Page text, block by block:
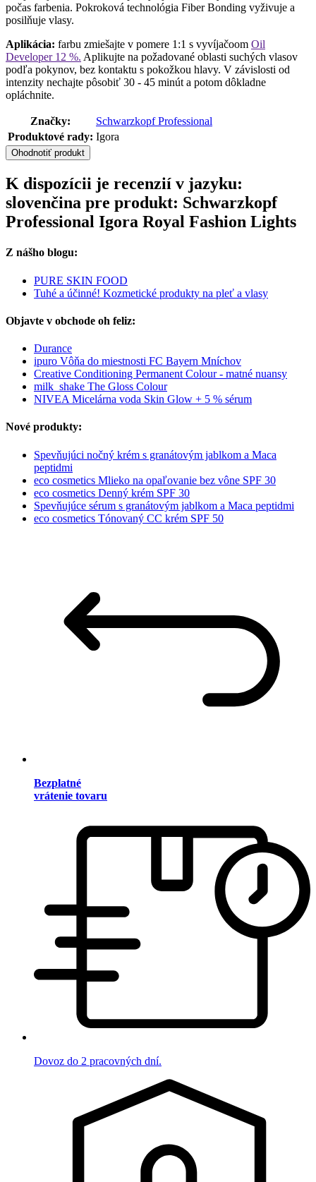
počas farbenia. Pokroková technológia Fiber Bonding vyživuje a
posilňuje vlasy.
Aplikácia: farbu zmiešajte v pomere 1:1 s vyvíjačoom Oil
Developer 12 %. Aplikujte na požadované oblasti suchých vlasov
podľa pokynov, bez kontaktu s pokožkou hlavy. V závislosti od
intenzity nechajte pôsobiť 30 - 45 minút a potom dôkladne
opláchnite.
Značky:
Schwarzkopf Professional
Produktové rady: Igora
Ohodnotiť produkt
K dispozícii je recenzií v jazyku:
slovenčina pre produkt: Schwarzkopf
Professional Igora Royal Fashion Lights
Z nášho blogu:
PURE SKIN FOOD
Tuhé a účinné! Kozmetické produkty na pleť a vlasy
Objavte v obchode oh feliz:
Durance
ipuro Vôňa do miestnosti FC Bayern Mníchov
Creative Conditioning Permanent Colour - matné nuansy
milk_shake The Gloss Colour
NIVEA Micelárna voda Skin Glow + 5 % sérum
Nové produkty:
Spevňujúci nočný krém s granátovým jablkom a Maca
peptidmi
eco cosmetics Mlieko na opaľovanie bez vône SPF 30
eco cosmetics Denný krém SPF 30
Spevňujúce sérum s granátovým jablkom a Maca peptidmi
eco cosmetics Tónovaný CC krém SPF 50
Bezplatné
vrátenie tovaru
Dovoz do 2 pracovných dní.